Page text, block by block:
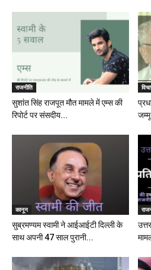
राजनीति
सुशांत सिंह राजपूत मौत मामले में एम्स की
रिपोर्ट पर संसदीय...
कानून
सुब्रमण्यम स्वामी ने आईआईटी दिल्ली के
साथ अपनी 47 साल पुरानी...